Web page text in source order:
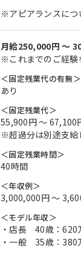
※アピアランスにつ
月給250,000円 〜
※これまでのご経験
＜固定残業代の有無＞
あり
＜固定残業代＞
55,900円 〜 67,100
※超過分は別途支給
＜固定残業時間＞
40時間
＜年収例＞
3,000,000円 〜
＜モデル年収＞
・店長 40歳：620
・一般 35歳：380